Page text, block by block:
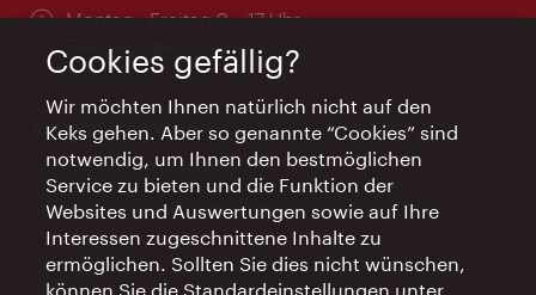
Öffnungszeiten:
Montag - Freitag 9 – 17 Uhr
Feiertags geschlossen
AI Concierge Wien
Ort:
concierge.wien.info
Öffnungszeiten:
Informationen rund um die Uhr
Cookies gefällig?
Wir möchten Ihnen natürlich nicht auf den
Keks gehen. Aber so genannte “Cookies” sind
notwendig, um Ihnen den bestmöglichen
Service zu bieten und die Funktion der
Websites und Auswertungen sowie auf Ihre
Interessen zugeschnittene Inhalte zu
ermöglichen. Sollten Sie dies nicht wünschen,
können Sie die Standardeinstellungen unter